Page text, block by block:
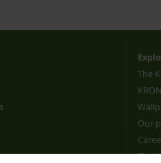
The
Our
The